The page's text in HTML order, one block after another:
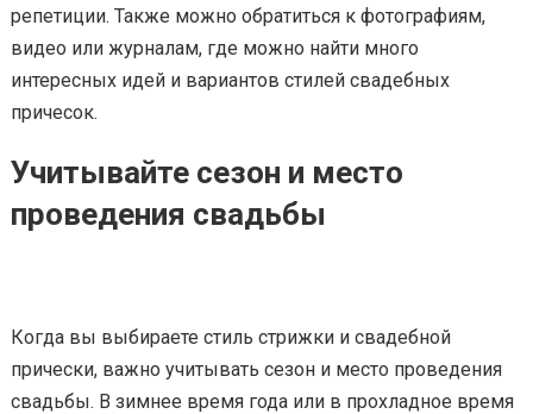
репетиции. Также можно обратиться к фотографиям,
видео или журналам, где можно найти много
интересных идей и вариантов стилей свадебных
причесок.
Учитывайте сезон и место
проведения свадьбы
Когда вы выбираете стиль стрижки и свадебной
прически, важно учитывать сезон и место проведения
свадьбы. В зимнее время года или в прохладное время